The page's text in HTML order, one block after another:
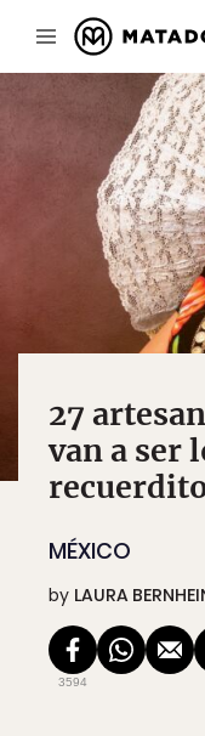
27
van a ser
MÉXICO
by LAURA
3594